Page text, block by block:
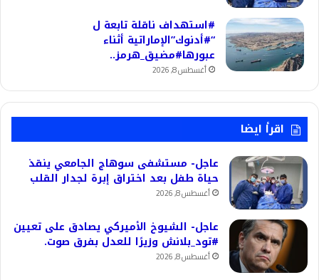
#استهداف ناقلة تابعة ل
“#أدنوك”الإماراتية أثناء
عبورها#مضيق_هرمز..
أغسطس 8, 2026
اقرأ ايضا
عاجل- مستشفى سوهاج الجامعي ينقذ
حياة طفل بعد اختراق إبرة لجدار القلب
أغسطس 8, 2026
عاجل- الشيوخ الأميركي يصادق على تعيين
#تود_بلانش وزيرًا للعدل بفرق صوت.
أغسطس 8, 2026